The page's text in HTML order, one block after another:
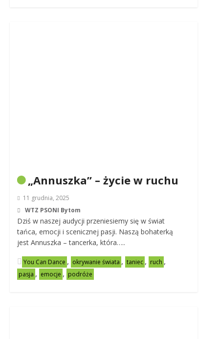
„Annuszka” – życie w ruchu
11 grudnia, 2025
WTZ PSONI Bytom
Dziś w naszej audycji przeniesiemy się w świat
tańca, emocji i scenicznej pasji. Naszą bohaterką
jest Annuszka – tancerka, która…..
You Can Dance , okrywanie świata , taniec , ruch ,
pasja , emocje , podróże